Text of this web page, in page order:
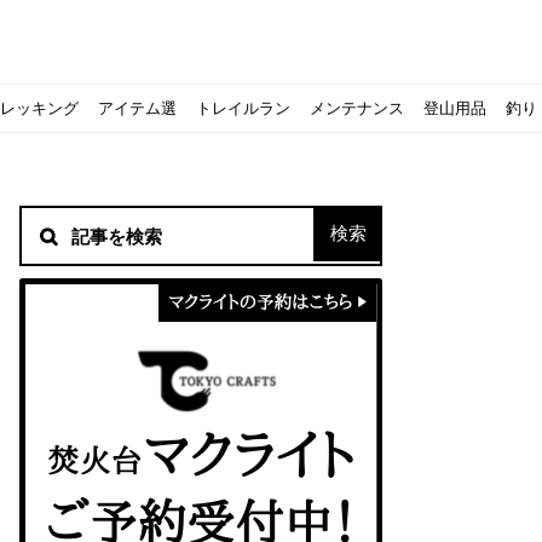
る！山梨県の九鬼山（くきやま）登山体験レポ
積雪期の谷川岳で今シーズン最後の雪山を堪能してきた
！売却する方法や条件、手続きの流れを確認
キャンプ場の宿泊や利用券をふるさと納税でゲット！おすすめ
に参加してきました
レストハウス水郷で持ち込みBBQしてみた
一生物のアウトドアブーツならダナー！3つの理由とおすすめア
に行ってみた！
ピコグリル入荷してます！ @小倉店
ランス・ボーヌトレッキング編〜
ベランピングアイディア7選！家にいながらおしゃれキャンプ♪
キャンプ用品の『ポイント買取』について
マクライトの口コミ・評判は？人気焚き火台の魅力・気になる
ッカーでも作れるおすすめレシピをご紹介
尾根」から槍ヶ岳へ！
【八ヶ岳最高峰へ】南八ヶ岳テント泊登山、赤岳〜横岳〜硫黄
ントスおすすめヘッドライトのご紹介
ングシューズはどちらを選ぶべき？｜サロモンの定番シューズで解
カリマーのおすすめリュック容量別12選｜目的別の選び方も合
ならスポルティバ！3つの理由とおすすめ7選
クライミングユーザー参加型の動画マップ「クライミングチャ
に教わる！『食感と旨みのタマゴサンド』の作り方
食うか食われるか、野生動物で一番怖いのは【17＃自分のキャ
ッキング
ズクイン』、人気の理由とおすすめウェアを紹介
【コスパ◎】キャンプデビューに最適！サウスフィールドのお
アイテム選
ズクイン』、人気の理由とおすすめウェアを紹介
【コスパ◎】キャンプデビューに最適！サウスフィールドのお
トレイルラン
｜サロモンの定番シューズで解説&ご紹介
しむために必要な装備6選【初級〜中級者向け】
トレラン初心者必見！日頃のトレーニングから中距離レースま
メンテナンス
！用途別おすすめ水筒を紹介！便利アイテムも
【こずチャンネル】使わなくなったキャンプ道具の行方！【初
登山用品
クを比較！人数・用途別でおすすめを紹介
クライミング道具はゼロポイントで揃えよう！種類別で人気ア
釣り
の体験レポート】
アジングロッドおすすめ10選！基本タックルから選び方まで紹介
フスキンの魅力と用途別おすすめリュック9選
ティートンブロスのブランドに込められた想いとは！？おすす
なの？いまどきの海外キャンプ事情をご紹介Part.1〜ロサンゼルス
パティシエキャンパーSakiさんに教わる！簡単『フルーツシロ
に教わる！簡単『フルーツシロップ』の作り方
パティシエキャンパーSakiさんに教わる！簡単アウトドアスイ
高！ほかほか『シュウマイ』の作り方
に教わる！パン好き必見！モチモチ『ベーグル』の作り方
パティシエキャンパーSakiさんに教わる！ピリ辛が後引くうま